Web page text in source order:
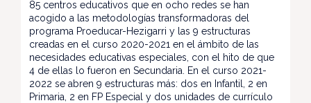
85 centros educativos que en ocho redes se han
acogido a las metodologías transformadoras del
programa Proeducar-Hezigarri y las 9 estructuras
creadas en el curso 2020-2021 en el ámbito de las
necesidades educativas especiales, con el hito de que
4 de ellas lo fueron en Secundaria. En el curso 2021-
2022 se abren 9 estructuras más: dos en Infantil, 2 en
Primaria, 2 en FP Especial y dos unidades de currículo